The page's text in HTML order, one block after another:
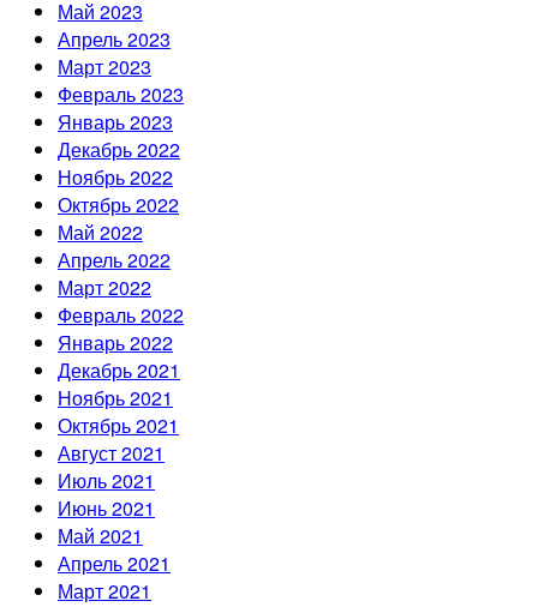
Май 2023
Апрель 2023
Март 2023
Февраль 2023
Январь 2023
Декабрь 2022
Ноябрь 2022
Октябрь 2022
Май 2022
Апрель 2022
Март 2022
Февраль 2022
Январь 2022
Декабрь 2021
Ноябрь 2021
Октябрь 2021
Август 2021
Июль 2021
Июнь 2021
Май 2021
Апрель 2021
Март 2021